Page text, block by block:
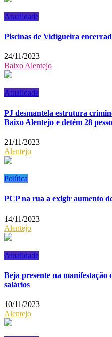
Atualidade
Piscinas de Vidigueira
24/11/2023
Baixo Alentejo
Atualidade
PJ desmantela estrutura
Baixo Alentejo e detém 28
21/11/2023
Alentejo
Política
PCP na rua a exigir aumento
14/11/2023
Alentejo
Atualidade
Beja presente na
salários
10/11/2023
Alentejo